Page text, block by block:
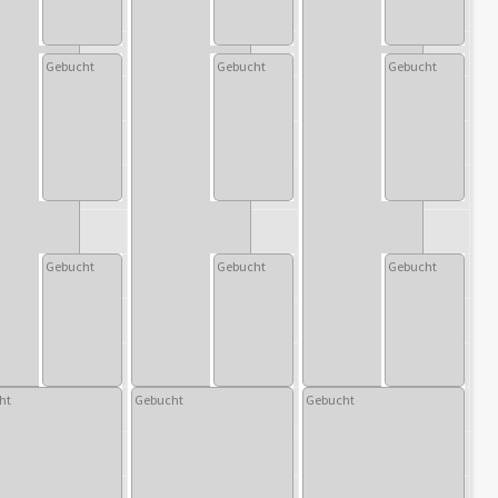
Gebucht
Gebucht
Gebucht
Gebucht
Gebucht
Gebucht
Gebucht
Gebucht